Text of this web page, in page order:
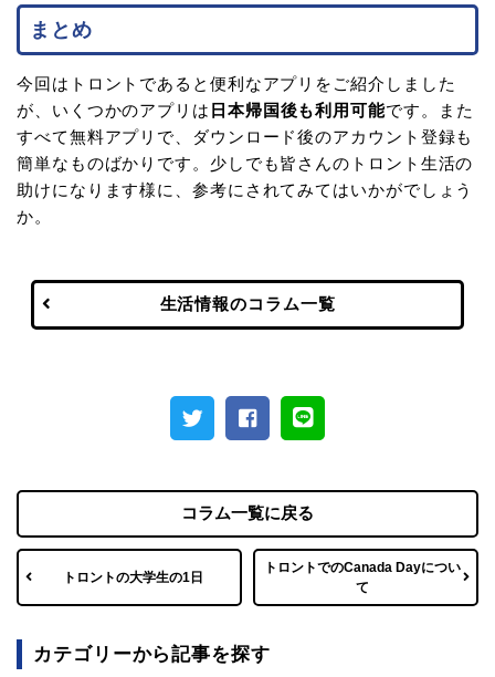
まとめ
今回はトロントであると便利なアプリをご紹介しました
が、いくつかのアプリは 日本帰国後も利用可能です。また
すべて無料アプリで、ダウンロード後のアカウント登録も
簡単なものばかりです。少しでも皆さんのトロント生活の
助けになります様に、参考にされてみてはいかがでしょう
か。
生活情報のコラム一覧
トロントの大学生の1日
コラム一覧に戻る
トロントでのCanada Dayについ
て
カテゴリーから記事を探す